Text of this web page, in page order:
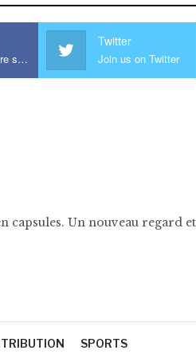
Nous Rejoindre sur Facebook
Twitter
Join us on Twitter
capsules. Un nouveau regard
SPORTS